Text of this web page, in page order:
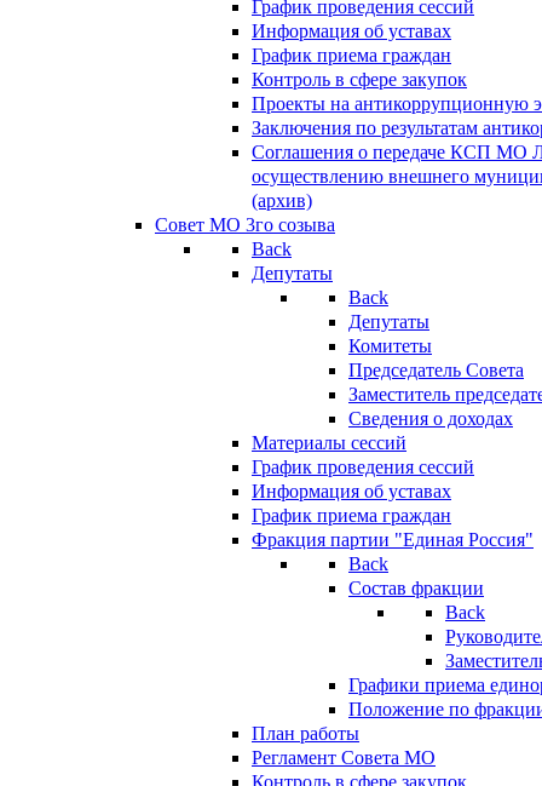
График проведения сессий
Информация об уставах
График приема граждан
Контроль в сфере закупок
Проекты на антикоррупционную
Заключения по результатам
Соглашения о передаче КСП МО
осуществлению внешнего
(архив)
Совет МО 3го созыва
Back
Депутаты
Back
Депутаты
Комитеты
Председатель Совета
Заместитель
Сведения о доходах
Материалы сессий
График проведения сессий
Информация об уставах
График приема граждан
Фракция партии "Единая Россия"
Back
Состав фракции
Back
Графики приема
Положение по
План работы
Регламент Совета МО
Контроль в сфере закупок